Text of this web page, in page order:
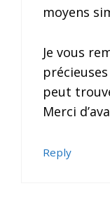
moyens
Je vous
peut
Merci
Reply